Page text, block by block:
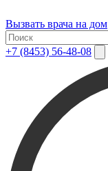
Вызвать врача на дом
+7 (8453) 56-48-08